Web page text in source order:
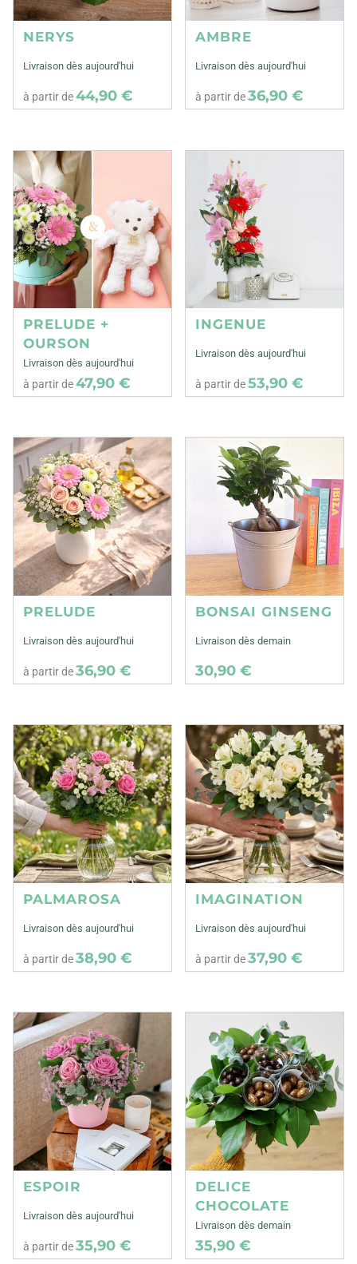
NERYS
Livraison dès aujourd'hui
à partir de44,90 €
AMBRE
Livraison dès aujourd'hui
à partir de36,90 €
PRELUDE +
OURSON
Livraison dès aujourd'hui
à partir de47,90 €
INGENUE
Livraison dès aujourd'hui
à partir de53,90 €
PRELUDE
Livraison dès aujourd'hui
à partir de36,90 €
BONSAI GINSENG
Livraison dès demain
30,90 €
PALMAROSA
Livraison dès aujourd'hui
à partir de38,90 €
IMAGINATION
Livraison dès aujourd'hui
à partir de37,90 €
ESPOIR
Livraison dès aujourd'hui
à partir de35,90 €
DELICE
CHOCOLATE
Livraison dès demain
35,90 €